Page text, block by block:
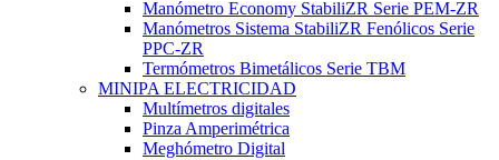
Manómetro Economy StabiliZR Serie PEM-ZR
Manómetros Sistema StabiliZR Fenólicos Serie
PPC-ZR
Termómetros Bimetálicos Serie TBM
MINIPA ELECTRICIDAD
Multímetros digitales
Pinza Amperimétrica
Meghómetro Digital